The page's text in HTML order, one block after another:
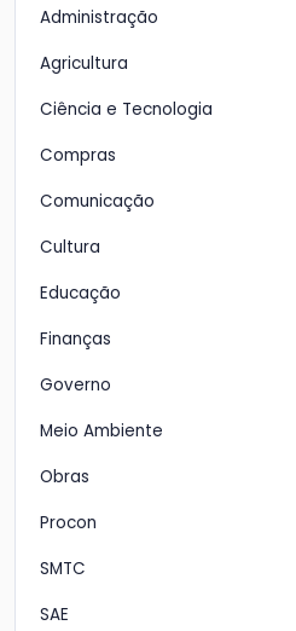
Administração
Agricultura
Ciência e Tecnologia
Compras
Comunicação
Cultura
Educação
Finanças
Governo
Meio Ambiente
Obras
Procon
SMTC
SAE